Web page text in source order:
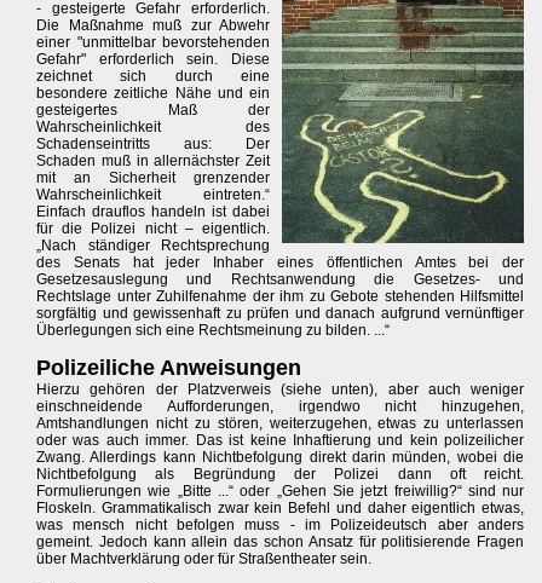
- gesteigerte Gefahr erforderlich.
Die Maßnahme muß zur Abwehr
einer "unmittelbar bevorstehenden
Gefahr" erforderlich sein. Diese
zeichnet sich durch eine
besondere zeitliche Nähe und ein
gesteigertes Maß der
Wahrscheinlichkeit des
Schadenseintritts aus: Der
Schaden muß in allernächster Zeit
mit an Sicherheit grenzender
Wahrscheinlichkeit eintreten.“
Einfach drauflos handeln ist dabei
für die Polizei nicht – eigentlich.
„Nach ständiger Rechtsprechung
des Senats hat jeder Inhaber eines öffentlichen Amtes bei der
Gesetzesauslegung und Rechtsanwendung die Gesetzes- und
Rechtslage unter Zuhilfenahme der ihm zu Gebote stehenden Hilfsmittel
sorgfältig und gewissenhaft zu prüfen und danach aufgrund vernünftiger
Überlegungen sich eine Rechtsmeinung zu bilden. ...“
Polizeiliche Anweisungen
Hierzu gehören der Platzverweis (siehe unten), aber auch weniger
einschneidende Aufforderungen, irgendwo nicht hinzugehen,
Amtshandlungen nicht zu stören, weiterzugehen, etwas zu unterlassen
oder was auch immer. Das ist keine Inhaftierung und kein polizeilicher
Zwang. Allerdings kann Nichtbefolgung direkt darin münden, wobei die
Nichtbefolgung als Begründung der Polizei dann oft reicht.
Formulierungen wie „Bitte ...“ oder „Gehen Sie jetzt freiwillig?“ sind nur
Floskeln. Grammatikalisch zwar kein Befehl und daher eigentlich etwas,
was mensch nicht befolgen muss - im Polizeideutsch aber anders
gemeint. Jedoch kann allein das schon Ansatz für politisierende Fragen
über Machtverklärung oder für Straßentheater sein.